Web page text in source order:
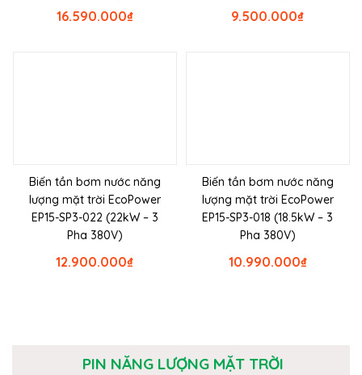
₫
16.590.000 ₫
9.500.000
Biến tần bơm nước năng
lượng mặt trời EcoPower
EP15-SP3-022 (22kW – 3
Pha 380V)
₫
12.900.000
Biến tần bơm nước năng
lượng mặt trời EcoPower
EP15-SP3-018 (18.5kW – 3
Pha 380V)
₫
10.990.000
PIN NĂNG LƯỢNG MẶT TRỜI